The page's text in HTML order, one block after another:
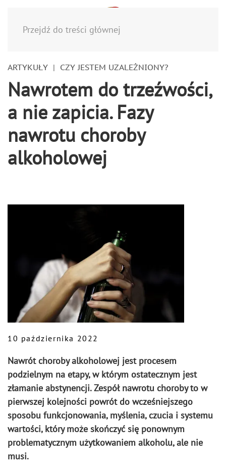
Przejdź do treści głównej
ARTYKUŁY CZY JESTEM UZALEŻNIONY?
Nawrotem do trzeźwości,
a nie zapicia. Fazy
nawrotu choroby
alkoholowej
10 października 2022
Nawrót choroby alkoholowej jest procesem
podzielnym na etapy, w którym ostatecznym jest
złamanie abstynencji. Zespół nawrotu choroby to w
pierwszej kolejności powrót do wcześniejszego
sposobu funkcjonowania, myślenia, czucia i systemu
wartości, który może skończyć się ponownym
problematycznym użytkowaniem alkoholu, ale nie
musi.